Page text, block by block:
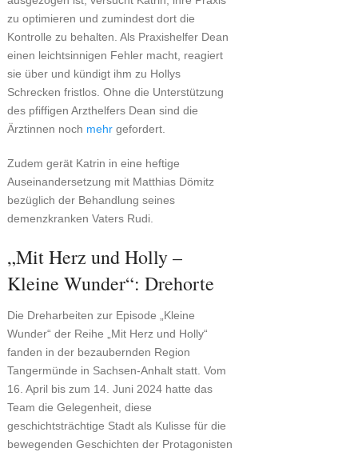
zu optimieren und zumindest dort die
Kontrolle zu behalten. Als Praxishelfer Dean
einen leichtsinnigen Fehler macht, reagiert
sie über und kündigt ihm zu Hollys
Schrecken fristlos. Ohne die Unterstützung
des pfiffigen Arzthelfers Dean sind die
Ärztinnen noch mehrgefordert.
Zudem gerät Katrin in eine heftige
Auseinandersetzung mit Matthias Dömitz
bezüglich der Behandlung seines
demenzkranken Vaters Rudi.
„Mit Herz und Holly –
Kleine Wunder“: Drehorte
Die Dreharbeiten zur Episode „Kleine
Wunder“ der Reihe „Mit Herz und Holly“
fanden in der bezaubernden Region
Tangermünde in Sachsen-Anhalt statt. Vom
16. April bis zum 14. Juni 2024 hatte das
Team die Gelegenheit, diese
geschichtsträchtige Stadt als Kulisse für die
bewegenden Geschichten der Protagonisten